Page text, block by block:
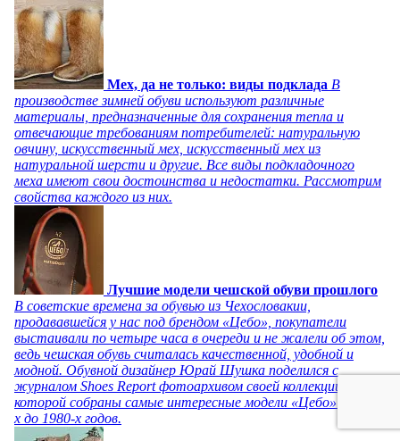
Мех, да не только: виды подклада В
производстве зимней обуви используют различные
материалы, предназначенные для сохранения тепла и
отвечающие требованиям потребителей: натуральную
овчину, искусственный мех, искусственный мех из
натуральной шерсти и другие. Все виды подкладочного
меха имеют свои достоинства и недостатки. Рассмотрим
свойства каждого из них.
Лучшие модели чешской обуви прошлого
В советские времена за обувью из Чехословакии,
продававшейся у нас под брендом «Цебо», покупатели
выстаивали по четыре часа в очереди и не жалели об этом,
ведь чешская обувь считалась качественной, удобной и
модной. Обувной дизайнер Юрай Шушка поделился с
журналом Shoes Report фотоархивом своей коллекции, в
которой собраны самые интересные модели «Цебо» с 1940-
х до 1980-х годов.